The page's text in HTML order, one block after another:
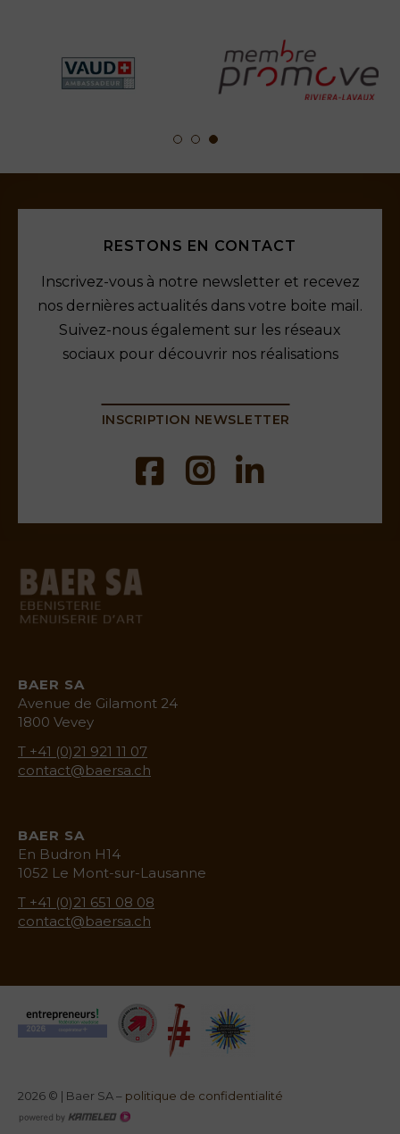
RESTONS EN CONTACT
Inscrivez-vous à notre newsletter et recevez
nos dernières actualités dans votre boite mail.
Suivez-nous également sur les réseaux
sociaux pour découvrir nos réalisations
INSCRIPTION NEWSLETTER
BAER SA
Avenue de Gilamont 24
1800 Vevey
T +41 (0)21 921 11 07
contact@baersa.ch
BAER SA
En Budron H14
1052 Le Mont-sur-Lausanne
T +41 (0)21 651 08 08
contact@baersa.ch
2026 © | Baer SA– politique de confidentialité